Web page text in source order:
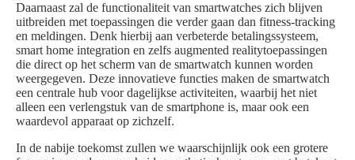
Daarnaast zal de functionaliteit van smartwatches zich blijven
uitbreiden met toepassingen die verder gaan dan fitness-tracking
en meldingen. Denk hierbij aan verbeterde betalingssysteem,
smart home integration en zelfs augmented realitytoepassingen
die direct op het scherm van de smartwatch kunnen worden
weergegeven. Deze innovatieve functies maken de smartwatch
een centrale hub voor dagelijkse activiteiten, waarbij het niet
alleen een verlengstuk van de smartphone is, maar ook een
waardevol apparaat op zichzelf.
In de nabije toekomst zullen we waarschijnlijk ook een grotere